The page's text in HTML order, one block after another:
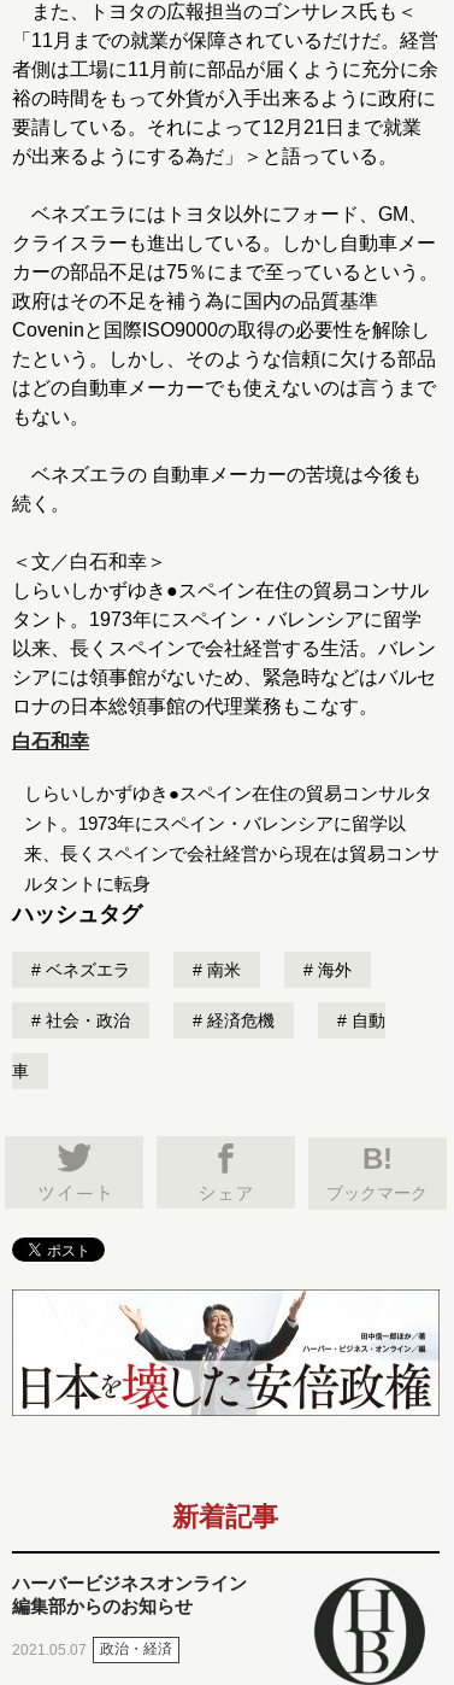
また、トヨタの広報担当のゴンサレス氏も＜
「11月までの就業が保障されているだけだ。経営
者側は工場に11月前に部品が届くように充分に余
裕の時間をもって外貨が入手出来るように政府に
要請している。それによって12月21日まで就業
が出来るようにする為だ」＞と語っている。
ベネズエラにはトヨタ以外にフォード、GM、
クライスラーも進出している。しかし自動車メー
カーの部品不足は75％にまで至っているという。
政府はその不足を補う為に国内の品質基準
Coveninと国際ISO9000の取得の必要性を解除し
たという。しかし、そのような信頼に欠ける部品
はどの自動車メーカーでも使えないのは言うまで
もない。
ベネズエラの 自動車メーカーの苦境は今後も
続く。
＜文／白石和幸＞
しらいしかずゆき●スペイン在住の貿易コンサル
タント。1973年にスペイン・バレンシアに留学
以来、長くスペインで会社経営する生活。バレン
シアには領事館がないため、緊急時などはバルセ
ロナの日本総領事館の代理業務もこなす。
白石和幸
しらいしかずゆき●スペイン在住の貿易コンサルタ
ント。1973年にスペイン・バレンシアに留学以
来、長くスペインで会社経営から現在は貿易コンサ
ルタントに転身
ハッシュタグ
ベネズエラ 南米 海外
社会・政治 経済危機 自動
車
B!
ブックマーク
新着記事
ハーバービジネスオンライン
編集部からのお知らせ
2021.05.07 政治・経済